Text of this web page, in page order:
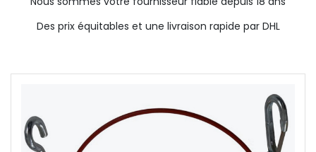
Des prix équitables et une livraison rapide par DHL